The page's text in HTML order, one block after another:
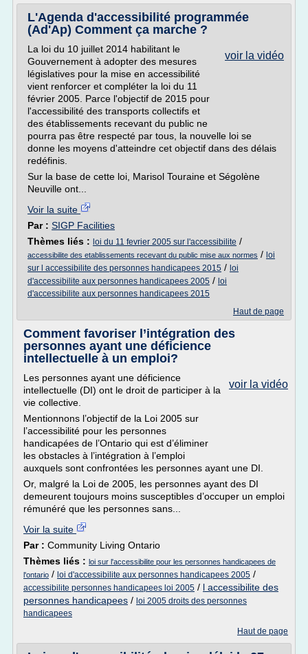
L'Agenda d'accessibilité programmée
(Ad'Ap) Comment ça marche ?
voir la vidéo
La loi du 10 juillet 2014 habilitant le
Gouvernement à adopter des mesures
législatives pour la mise en accessibilité
vient renforcer et compléter la loi du 11
février 2005. Parce l'objectif de 2015 pour
l'accessibilité des transports collectifs et
des établissements recevant du public ne
pourra pas être respecté par tous, la nouvelle loi se
donne les moyens d'atteindre cet objectif dans des délais
redéfinis.
Sur la base de cette loi, Marisol Touraine et Ségolène
Neuville ont...
Voir la suite
Par : SIGP Facilities
Thèmes liés : loi du 11 fevrier 2005 sur l'accessibilite /
accessibilite des etablissements recevant du public mise aux normes / loi
sur l accessibilite des personnes handicapees 2015 / loi
d'accessibilite aux personnes handicapees 2005 / loi
d'accessibilite aux personnes handicapees 2015
Haut de page
Comment favoriser l’intégration des
personnes ayant une déficience
intellectuelle à un emploi?
voir la vidéo
Les personnes ayant une déficience
intellectuelle (DI) ont le droit de participer à la
vie collective.
Mentionnons l’objectif de la Loi 2005 sur
l’accessibilité pour les personnes
handicapées de l’Ontario qui est d’éliminer
les obstacles à l’intégration à l’emploi
auxquels sont confrontées les personnes ayant une DI.
Or, malgré la Loi de 2005, les personnes ayant des DI
demeurent toujours moins susceptibles d’occuper un emploi
rémunéré que les personnes sans...
Voir la suite
Par : Community Living Ontario
Thèmes liés : loi sur l'accessibilite pour les personnes handicapees de
l'ontario / loi d'accessibilite aux personnes handicapees 2005 /
accessibilite personnes handicapees loi 2005 / l accessibilite des
personnes handicapees / loi 2005 droits des personnes
handicapees
Haut de page